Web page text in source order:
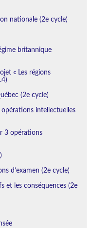
nationale (2e cycle)
britannique
« Les régions
(2e cycle)
opérations intellectuelles
3 opérations
d’examen (2e cycle)
et les conséquences (2e